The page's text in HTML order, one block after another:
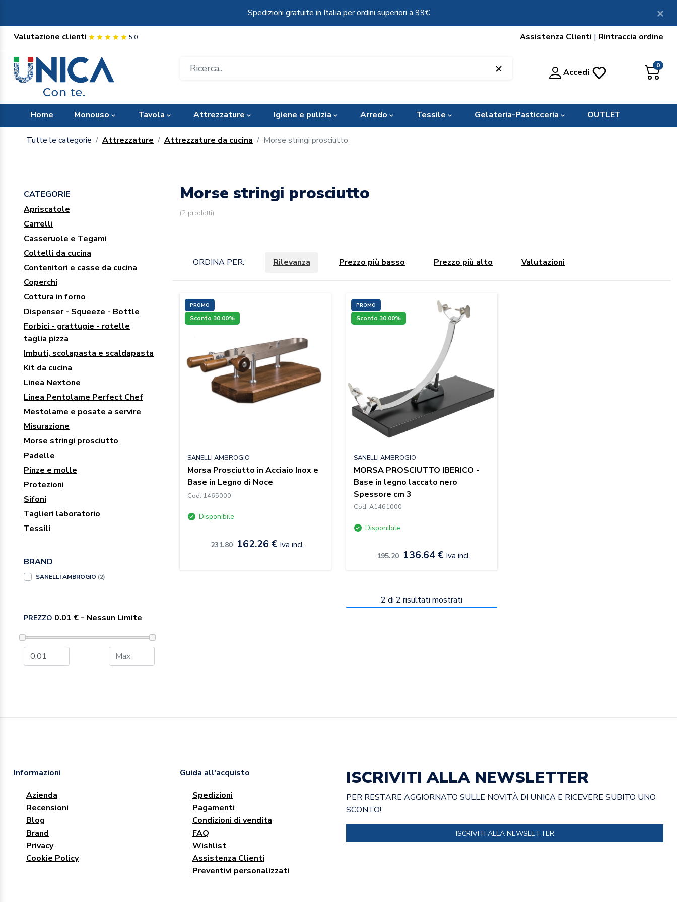
Spedizioni gratuite in Italia per ordini superiori a 99€
Valutazione clienti 5,0 Assistenza Clienti | Rintraccia ordine
0
Accedi
Home Monouso Tavola Attrezzature Igiene e pulizia Arredo Tessile Gelateria-Pasticceria OUTLET
Tutte le categorie Attrezzature Attrezzature da cucina Morse stringi prosciutto
CATEGORIE
Apriscatole
Carrelli
Casseruole e Tegami
Coltelli da cucina
Contenitori e casse da cucina
Coperchi
Cottura in forno
Dispenser - Squeeze - Bottle
Forbici - grattugie - rotelle
taglia pizza
Imbuti, scolapasta e scaldapasta
Kit da cucina
Linea Nextone
Linea Pentolame Perfect Chef
Mestolame e posate a servire
Misurazione
Morse stringi prosciutto
Padelle
Pinze e molle
Protezioni
Sifoni
Taglieri laboratorio
Tessili
BRAND
SANELLI AMBROGIO (2)
PREZZO
Morse stringi prosciutto
(2 prodotti)
ORDINA PER: Rilevanza Prezzo più basso Prezzo più alto Valutazioni
PROMO
Sconto 30.00%
SANELLI AMBROGIO
Morsa Prosciutto in Acciaio Inox e
Base in Legno di Noce
Cod. 1465000
Disponibile
231.80 162.26 € Iva incl.
PROMO
Sconto 30.00%
SANELLI AMBROGIO
MORSA PROSCIUTTO IBERICO -
Base in legno laccato nero
Spessore cm 3
Cod. A1461000
Disponibile
195.20 136.64 € Iva incl.
2 di 2 risultati mostrati
Informazioni
Azienda
Recensioni
Blog
Brand
Privacy
Cookie Policy
Guida all'acquisto
Spedizioni
Pagamenti
Condizioni di vendita
FAQ
Wishlist
Assistenza Clienti
Preventivi personalizzati
ISCRIVITI ALLA NEWSLETTER
PER RESTARE AGGIORNATO SULLE NOVITÀ DI UNICA E RICEVERE SUBITO UNO
SCONTO!
ISCRIVITI ALLA NEWSLETTER